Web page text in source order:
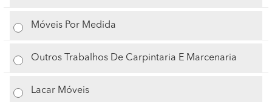
Móveis Por Medida
Outros Trabalhos De Carpintaria E Marcenaria
Lacar Móveis